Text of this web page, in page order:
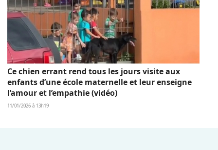
Ce chien errant rend tous les jours visite aux
enfants d’une école maternelle et leur enseigne
l’amour et l’empathie (vidéo)
11/01/2026 à 13h19